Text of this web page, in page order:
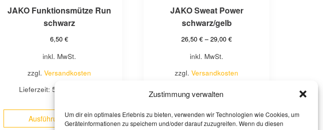
Zustimmung verwalten
Um dir ein optimales Erlebnis zu bieten, verwenden wir Technologien wie Cookies, um
Geräteinformationen zu speichern und/oder darauf zuzugreifen. Wenn du diesen
JAKO Funktionsmütze Run
schwarz
6,50€
inkl. MwSt.
zzgl. Versandkosten
Lieferzeit:5-10 Werktage
Ausführung wählen
Produktseite
JAKO Sweat Power
schwarz/gelb
26,50€ –29,00€
inkl. MwSt.
zzgl.Versandkosten
5-10 Werktage
Ausführung wählen
Produktseite